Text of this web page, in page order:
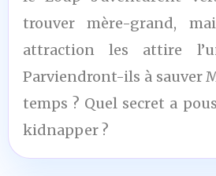
trouver mère-grand,
attraction les attire
Parviendront-ils à sauver
temps ? Quel secret a
kidnapper ?